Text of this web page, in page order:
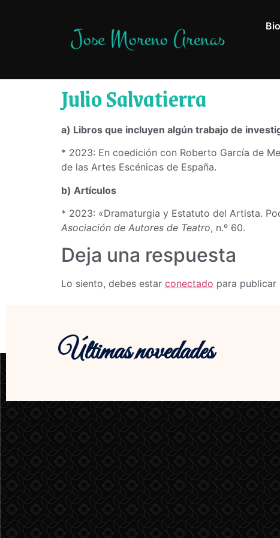
Julio Salvatierra
a) Libros que incluyen algún trabajo de
* 2023: En coedición con Roberto García de
de las Artes Escénicas de España.
b) Artículos
* 2023: «Dramaturgia y Estatuto del Artista.
Asociación de Autores de Teatro, n.º 60.
Deja una respuesta
Lo siento, debes estar conectado para publicar
Últimas novedades